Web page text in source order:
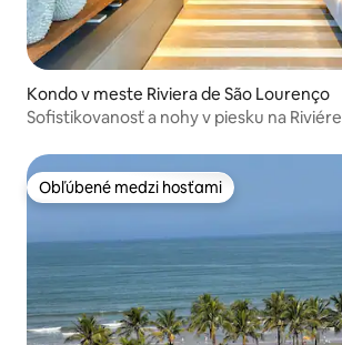
Kondo v meste Riviera de São Lourenço
Sofistikovanosť a nohy v piesku na Riviére
Obľúbené medzi hosťami
Obľúbené medzi hosťami